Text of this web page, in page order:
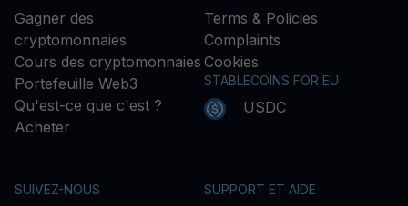
Gagner des
cryptomonnaies
Cours des cryptomonnaies
Portefeuille Web3
Qu'est-ce que c'est ?
Acheter
Terms & Policies
Complaints
Cookies
STABLECOINS FOR EU
USDC
SUIVEZ-NOUS SUPPORT ET AIDE